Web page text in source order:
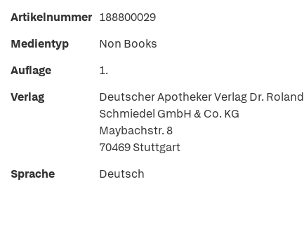
Artikelnummer 188800029
Medientyp
Non Books
Auflage
1.
Verlag
Deutscher Apotheker Verlag Dr. Roland
Schmiedel GmbH & Co. KG
Maybachstr. 8
70469 Stuttgart
Sprache
Deutsch